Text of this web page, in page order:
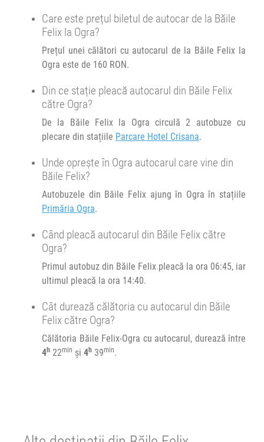
39 min
L M M J V S
Oradea Cluj Brașov
Afiseaza itinerariu
Ogra Primăria Ogra
min
Care este prețul biletul de autocar de la Băile
Felix la Ogra?
Prețul unei călători cu autocarul de la Băile Felix la
Ogra este de 160 RON.
Din ce stație pleacă autocarul din Băile Felix
către Ogra?
De la Băile Felix la Ogra circulă 2 autobuze cu
plecare din stațiile Parcare Hotel Crisana.
Unde oprește în Ogra autocarul care vine din
Băile Felix?
Autobuzele din Băile Felix ajung în Ogra în stațiile
Primăria Ogra.
Când pleacă autocarul din Băile Felix către
Ogra?
Primul autobuz din Băile Felix pleacă la ora 06:45, iar
ultimul pleacă la ora 14:40.
Cât durează călătoria cu autocarul din Băile
Felix către Ogra?
Călătoria Băile Felix-Ogra cu autocarul, durează între
4h 22min și 4h 39min.